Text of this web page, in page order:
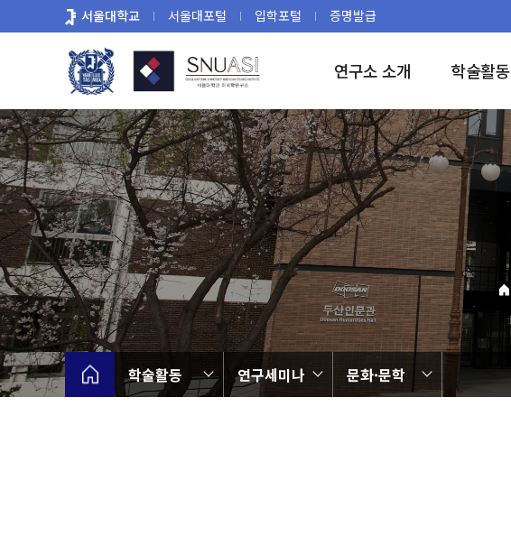
로
뉴
서울대학교 서울대포털 입학포털 증명발급
연구소 소개 학술활동
학술활동 연구세미나 문화·문학